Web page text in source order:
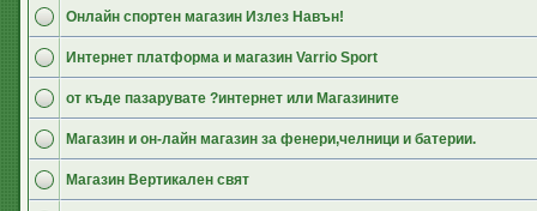
Онлайн спортен магазин Излез Навън!
Интернет платформа и магазин Varrio Sport
от къде пазарувате ?интернет или Магазините
Магазин и он-лайн магазин за фенери,челници и батерии.
Магазин Вертикален свят